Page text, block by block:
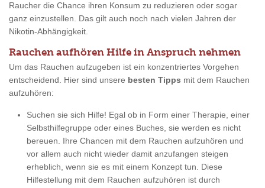
Raucher die Chance ihren Konsum zu reduzieren oder sogar
ganz einzustellen. Das gilt auch noch nach vielen Jahren der
Nikotin-Abhängigkeit.
Rauchen aufhören Hilfe in Anspruch nehmen
Um das Rauchen aufzugeben ist ein konzentriertes Vorgehen
entscheidend. Hier sind unsere besten Tipps mit dem Rauchen
aufzuhören:
Suchen sie sich Hilfe! Egal ob in Form einer Therapie, einer
Selbsthilfegruppe oder eines Buches, sie werden es nicht
bereuen. Ihre Chancen mit dem Rauchen aufzuhören und
vor allem auch nicht wieder damit anzufangen steigen
erheblich, wenn sie es mit einem Konzept tun. Diese
Hilfestellung mit dem Rauchen aufzuhören ist durch